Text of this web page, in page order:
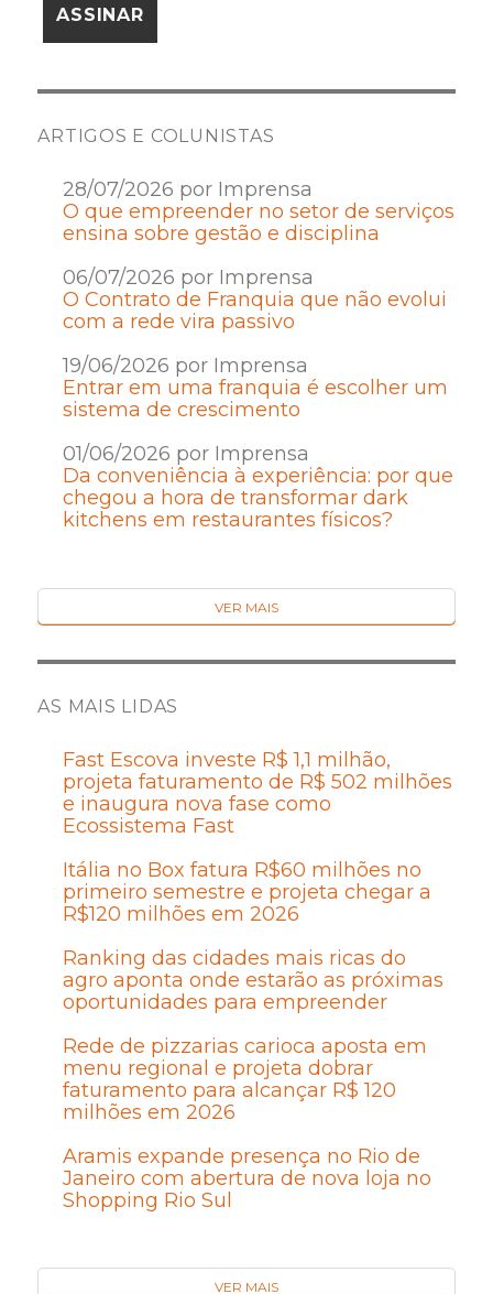
ARTIGOS E COLUNISTAS
28/07/2026 por Imprensa
O que empreender no setor de serviços
ensina sobre gestão e disciplina
06/07/2026 por Imprensa
O Contrato de Franquia que não evolui
com a rede vira passivo
19/06/2026 por Imprensa
Entrar em uma franquia é escolher um
sistema de crescimento
01/06/2026 por Imprensa
Da conveniência à experiência: por que
chegou a hora de transformar dark
kitchens em restaurantes físicos?
VER MAIS
AS MAIS LIDAS
Fast Escova investe R$ 1,1 milhão,
projeta faturamento de R$ 502 milhões
e inaugura nova fase como
Ecossistema Fast
Itália no Box fatura R$60 milhões no
primeiro semestre e projeta chegar a
R$120 milhões em 2026
Ranking das cidades mais ricas do
agro aponta onde estarão as próximas
oportunidades para empreender
Rede de pizzarias carioca aposta em
menu regional e projeta dobrar
faturamento para alcançar R$ 120
milhões em 2026
Aramis expande presença no Rio de
Janeiro com abertura de nova loja no
Shopping Rio Sul
VER MAIS